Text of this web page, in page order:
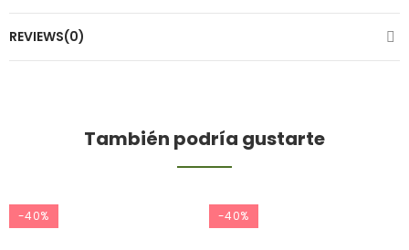
REVIEWS(0)
También podría gustarte
-40% -40%